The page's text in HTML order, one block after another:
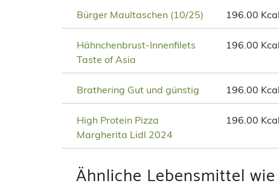
Bürger Maultaschen (10/25) 196.00 Kcal
Hähnchenbrust-Innenfilets
Taste of Asia
196.00 Kcal
Brathering Gut und günstig 196.00 Kcal
High Protein Pizza
Margherita Lidl 2024
196.00 Kcal
Ähnliche Lebensmittel